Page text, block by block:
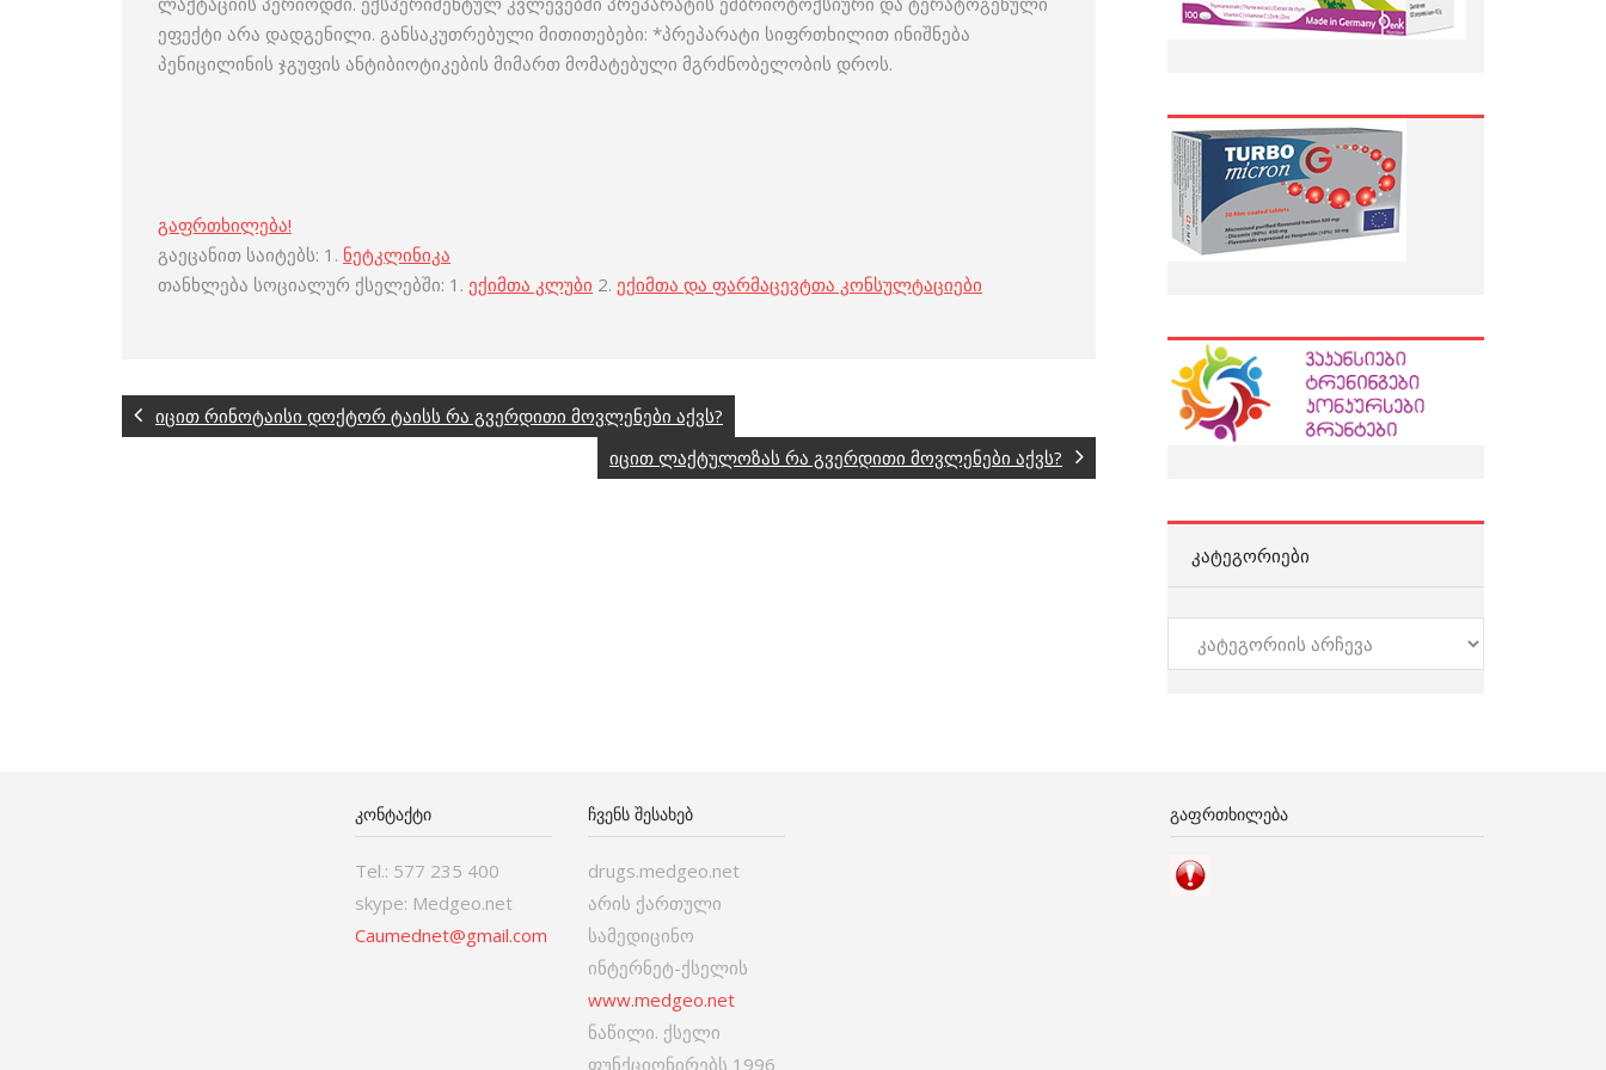
ეფექტი არა დადგენილი. განსაკუთრებული მითითებები: *პრეპარატი სიფრთხილით ინიშნება
პენიცილინის ჯგუფის ანტიბიოტიკების მიმართ მომატებული მგრძნობელობის დროს.
გაფრთხილება!
გაეცანით საიტებს: 1. ნეტკლინიკა
თანხლება სოციალურ ქსელებში: 1. ექიმთა კლუბი 2. ექიმთა და ფარმაცევტთა კონსულტაციები
იცით რინოტაისი დოქტორ ტაისს რა გვერდითი მოვლენები აქვს?
იცით ლაქტულოზას რა გვერდითი მოვლენები აქვს?
ᲙᲐᲢᲔᲒᲝᲠᲘᲔᲑᲘ
კატეგორიები
ᲙᲝᲜᲢᲐᲥᲢᲘ
Tel.: 577 235 400
skype: Medgeo.net
Caumednet@gmail.com
ᲩᲕᲔᲜᲡ ᲨᲔᲡᲐᲮᲔᲑ
drugs.medgeo.net
არის ქართული
სამედიცინო
ინტერნეტ-ქსელის
www.medgeo.net
ნაწილი. ქსელი
ფუნქციონირებს 1996
ᲒᲐᲤᲠᲗᲮᲘᲚᲔᲑᲐ